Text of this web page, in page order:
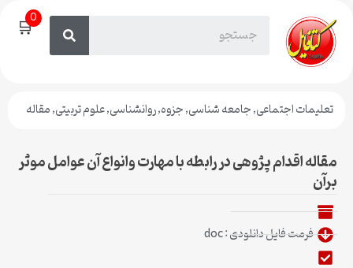
🛒0
تعلیمات اجتماعی,جامعه شناسی,جزوه,روانشناسی,علوم تربیتی,مقاله
مقاله اقدام پژوهی در رابطه با مهارت وانواع آن عوامل موثر
برآن
فرمت فایل دانلودی : doc